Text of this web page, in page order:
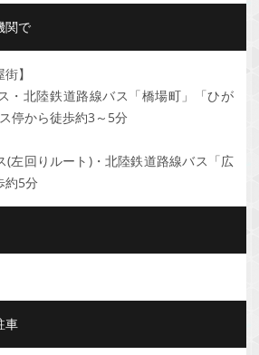
関で
】
・北陸鉄道路線バス「橋場町」「ひが
停から徒歩約3～5分
(左回りルート)・北陸鉄道路線バス「広
約5分
車